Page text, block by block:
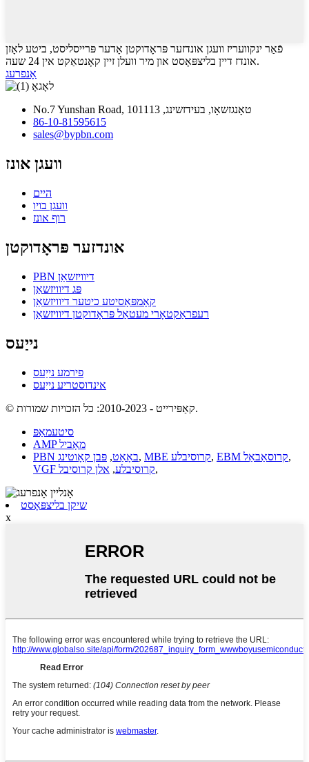
פֿאַר ינקוועריז וועגן אונדזער פּראָדוקטן אָדער פּרייסליסט, ביטע לאָזן
אונדז דיין בליצפּאָסט און מיר וועלן זיין קאָנטאַקט אין 24 שעה.
אָנפרעג
No.7 Yunshan Road, טאָנגזשאָו, בעידזשינג, 101113
86-10-81595615
sales@bypbn.com
וועגן אונז
היים
וועגן בויו
רוף אונז
אונדזער פּראָדוקטן
PBN דיוויזשאַן
פּג דיוויזשאַן
קאָמפּאָסיטע כיטער דיוויזשאַן
רעפראַקטאָרי מעטאַל פּראָדוקטן דיוויזשאַן
נייַעס
פירמע נייַעס
אינדוסטריע נייַעס
© קאַפּירייט - 2010-2023: כל הזכויות שמורות.
סיטעמאַפּ
AMP מאָביל
PBN באָאַט, פּבן קאָוטינג , MBE קרוסיבלע, EBM קרוסאַבאַל,
VGF קרוסיבלע, אלן קרוסיבל ,
שיקן בליצפּאָסט
x